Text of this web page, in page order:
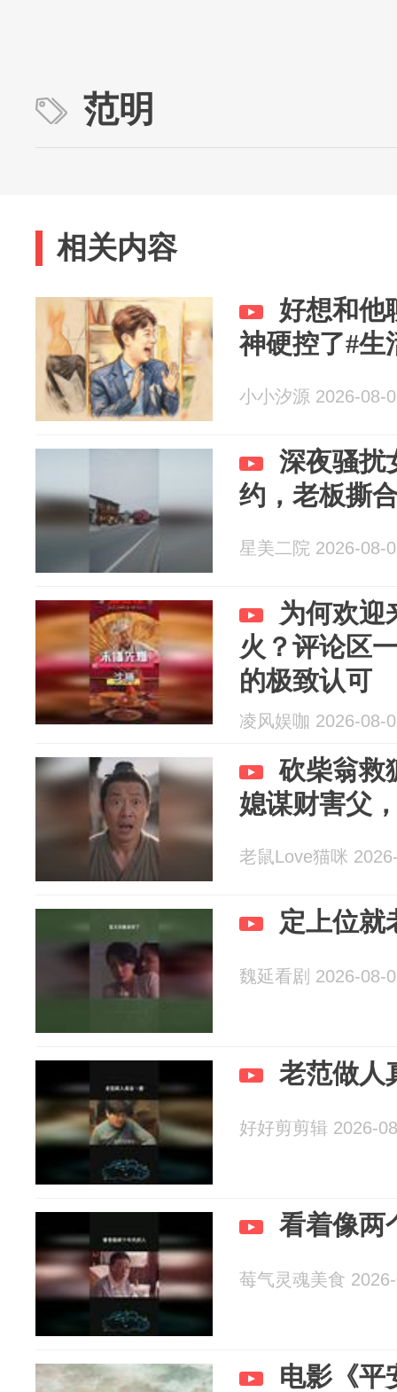
范明
相关内容
好想和他
神硬控了#生
小小汐源 2026-08-
深夜骚扰
约，老板撕
星美二院 2026-08-
为何欢迎
火？评论区
的极致认可
凌风娱咖 2026-08-
砍柴翁救
媳谋财害父
老鼠Love猫咪
定上位就
魏延看剧 2026-08-
老范做人
好好剪剪辑 2026-
看着像两
莓气灵魂美食
电影《平